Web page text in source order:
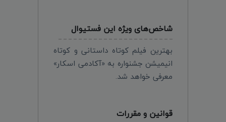
شاخص‌های ویژه این فستیوال
بهترین فیلم کوتاه داستانی و کوتاه
انیمیشن جشنواره به «آکادمی اسکار»
معرفی خواهد شد.
قوانین و مقررات